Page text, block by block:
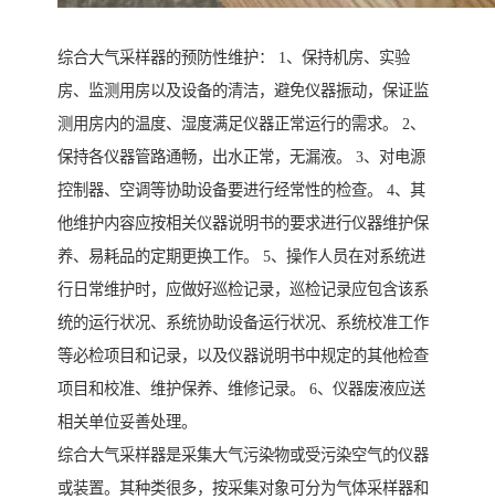
综合大气采样器的预防性维护： 1、保持机房、实验
房、监测用房以及设备的清洁，避免仪器振动，保证监
测用房内的温度、湿度满足仪器正常运行的需求。 2、
保持各仪器管路通畅，出水正常，无漏液。 3、对电源
控制器、空调等协助设备要进行经常性的检查。 4、其
他维护内容应按相关仪器说明书的要求进行仪器维护保
养、易耗品的定期更换工作。 5、操作人员在对系统进
行日常维护时，应做好巡检记录，巡检记录应包含该系
统的运行状况、系统协助设备运行状况、系统校准工作
等必检项目和记录，以及仪器说明书中规定的其他检查
项目和校准、维护保养、维修记录。 6、仪器废液应送
相关单位妥善处理。
综合大气采样器是采集大气污染物或受污染空气的仪器
或装置。其种类很多，按采集对象可分为气体采样器和